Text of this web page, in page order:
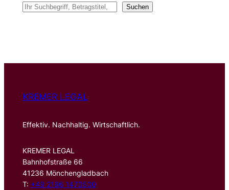
S
n
Suchen
KREMER LEGAL
Effektiv. Nachhaltig. Wirtschaftlich.
KREMER LEGAL
Bahnhofstraße 66
41236 Mönchengladbach
T: +49 2166 1470500